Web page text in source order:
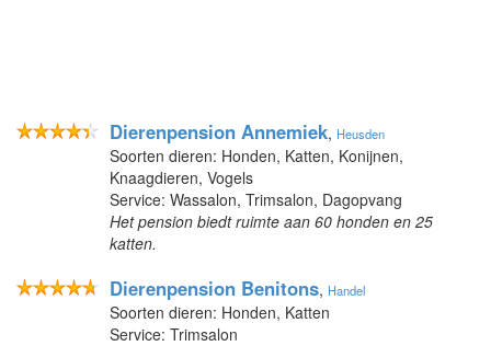
Dierenpension Annemiek, Heusden
Soorten dieren: Honden, Katten, Konijnen,
Knaagdieren, Vogels
Service: Wassalon, Trimsalon, Dagopvang
Het pension biedt ruimte aan 60 honden en 25
katten.
Dierenpension Benitons, Handel
Soorten dieren: Honden, Katten
Service: Trimsalon